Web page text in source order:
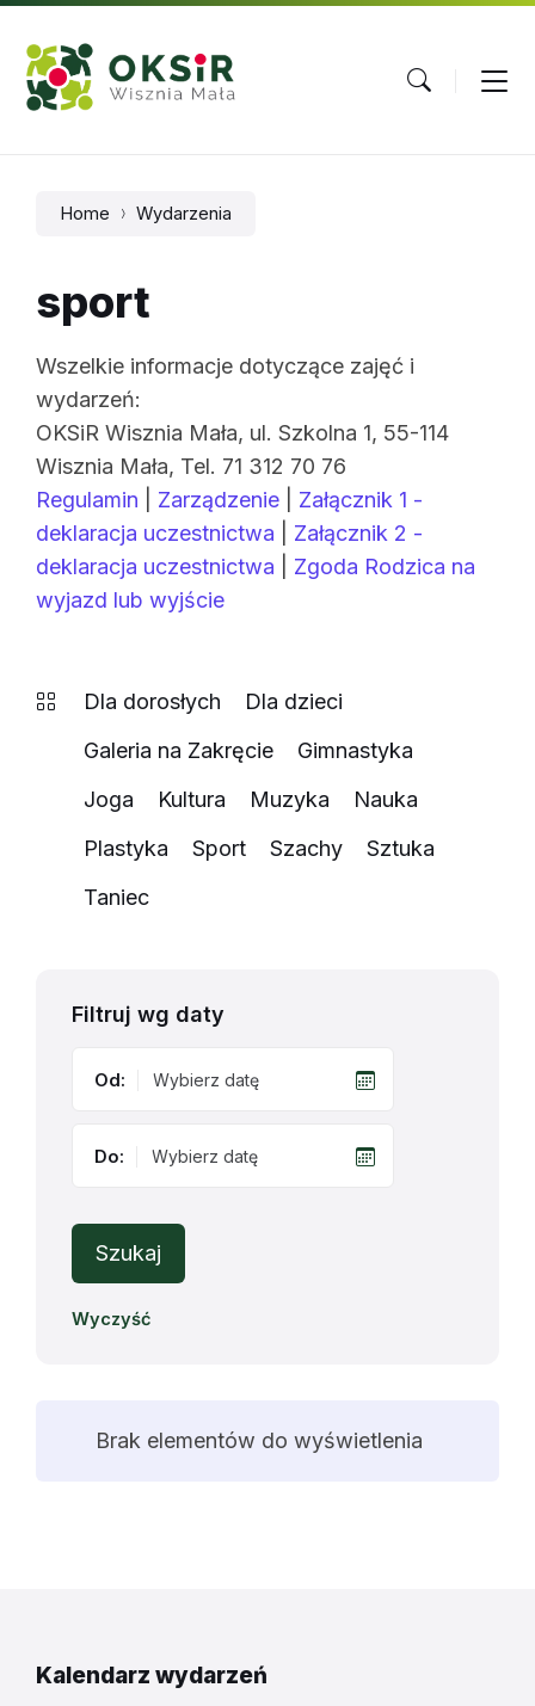
Skip
content
Skip
main
navigation
Skip
footer
Home Wydarzenia
sport
Wszelkie informacje dotyczące zajęć i
wydarzeń:
OKSiR Wisznia Mała, ul. Szkolna 1, 55-114
Wisznia Mała, Tel. 71 312 70 76
Regulamin
Zarządzenie
Załącznik 1 -
deklaracja uczestnictwa
Załącznik 2 -
deklaracja uczestnictwa
Zgoda Rodzica na
wyjazd lub wyjście
Dla dorosłych
Dla dzieci
Galeria na Zakręcie
Gimnastyka
Joga
Kultura Muzyka
Nauka
Plastyka
Sport Szachy
Sztuka
Taniec
Filtruj wg daty
Od:
Do:
Szukaj
Wyczyść
Brak elementów do wyświetlenia
Kalendarz wydarzeń